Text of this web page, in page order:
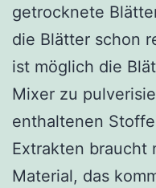
getrocknete
die Blätter schon
ist möglich die
Mixer zu
enthaltenen
Extrakten braucht
Material, das